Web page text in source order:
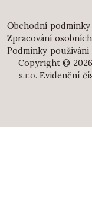
Obchodní podmínky
Zpracování
Podmínky používání
Copyright © 2026
s.r.o. Evidenční